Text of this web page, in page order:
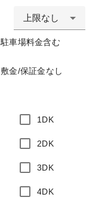
上限なし
駐車場料金含む
敷金/保証金なし
1DK
2DK
3DK
4DK